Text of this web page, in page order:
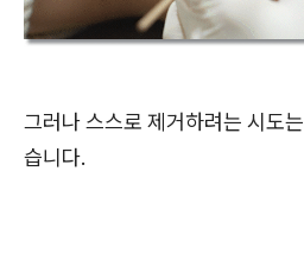
그러나 스스로 제거하려는 시도
습니다.